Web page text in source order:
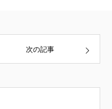
次の記事